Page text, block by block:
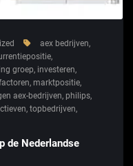
aex bedrijven,
,
ing groep, investeren,
, marktpositie,
aex-bedrijven, philips,
, topbedrijven,
de Nederlandse